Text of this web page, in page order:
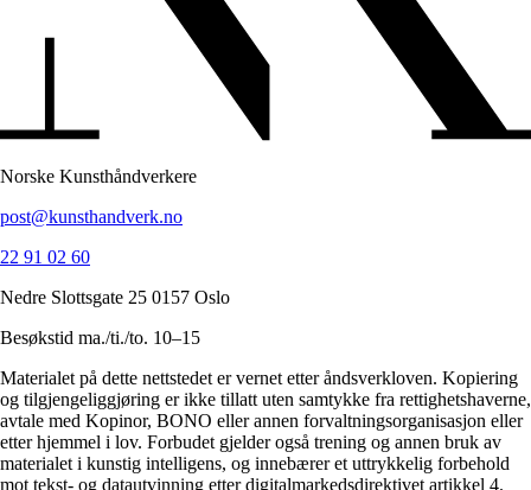
Norske Kunsthåndverkere
post@kunsthandverk.no
22 91 02 60
Nedre Slottsgate 25 0157 Oslo
Besøkstid ma./ti./to. 10–15
Materialet på dette nettstedet er vernet etter åndsverkloven. Kopiering
og tilgjengeliggjøring er ikke tillatt uten samtykke fra rettighetshaverne,
avtale med Kopinor, BONO eller annen forvaltningsorganisasjon eller
etter hjemmel i lov. Forbudet gjelder også trening og annen bruk av
materialet i kunstig intelligens, og innebærer et uttrykkelig forbehold
mot tekst- og datautvinning etter digitalmarkedsdirektivet artikkel 4.